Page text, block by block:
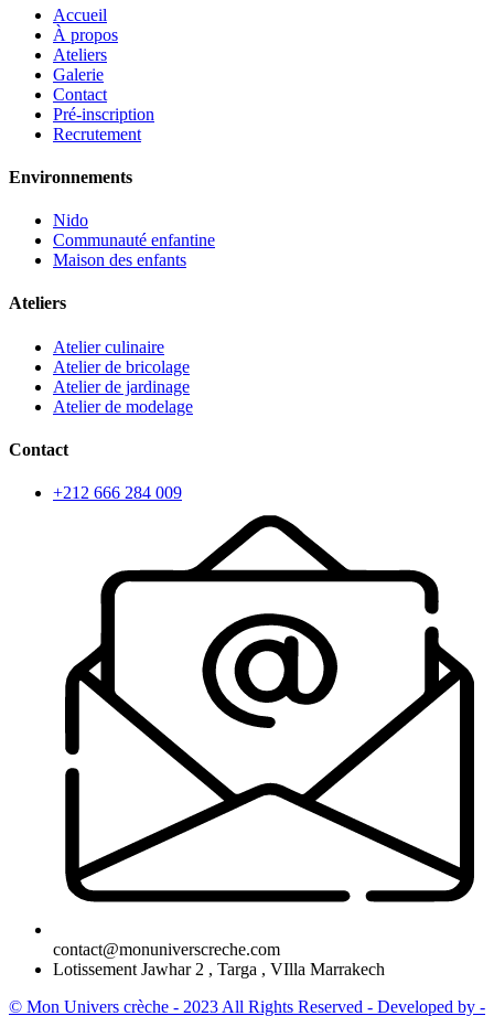
Accueil
À propos
Ateliers
Galerie
Contact
Pré-inscription
Recrutement
Environnements
Nido
Communauté enfantine
Maison des enfants
Ateliers
Atelier culinaire
Atelier de bricolage
Atelier de jardinage
Atelier de modelage
Contact
+212 666 284 009
contact@monuniverscreche.com
Lotissement Jawhar 2 , Targa , VIlla Marrakech
© Mon Univers crèche - 2023 All Rights Reserved - Developed by -